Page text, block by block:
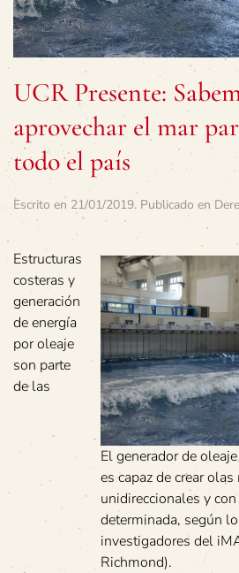
UCR Presente:
aprovechar el mar
todo el país
Escrito en 21/01/2019. Publicado en
El generador de
es capaz de crear
unidireccionales y
determinada, según
investigadores del
Richmond).
Estructuras
costeras y
generación
de energía
por oleaje
son parte
de las